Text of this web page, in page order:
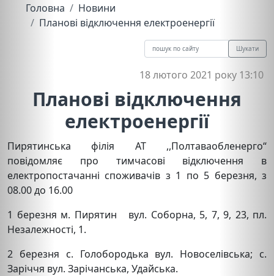
Головна
Новини
Планові відключення електроенергії
Шукати
18 лютого 2021 року 13:10
Планові відключення
електроенергії
Пирятинська філія АТ ,,Полтаваобленерго“
повідомляє про тимчасові відключення в
електропостачанні споживачів з 1 по 5 березня, з
08.00 до 16.00
1 березня м. Пирятин вул. Соборна, 5, 7, 9, 23, пл.
Незалежності, 1.
2 березня с. Голобородька вул. Новоселівська; с.
Заріччя вул. Зарічанська, Удайська.